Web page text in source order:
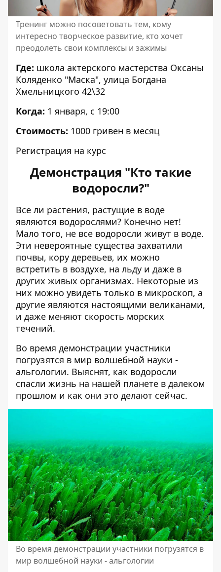
Тренинг можно посоветовать тем, кому
интересно творческое развитие, кто хочет
преодолеть свои комплексы и зажимы
Где: школа актерского мастерства Оксаны
Коляденко "Маска", улица Богдана
Хмельницкого 42\32
Когда: 1 января, с 19:00
Стоимость: 1000 гривен в месяц
Регистрация на курс
Демонстрация "Кто такие
водоросли?"
Все ли растения, растущие в воде
являются водорослями? Конечно нет!
Мало того, не все водоросли живут в воде.
Эти невероятные существа захватили
почвы, кору деревьев, их можно
встретить в воздухе, на льду и даже в
других живых организмах. Некоторые из
них можно увидеть только в микроскоп, а
другие являются настоящими великанами,
и даже меняют скорость морских
течений.
Во время демонстрации участники
погрузятся в мир волшебной науки -
альгологии. Выяснят, как водоросли
спасли жизнь на нашей планете в далеком
прошлом и как они это делают сейчас.
Во время демонстрации участники погрузятся в
мир волшебной науки - альгологии